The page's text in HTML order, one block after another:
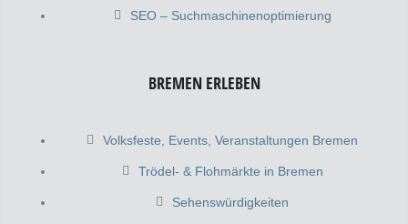
SEO – Suchmaschinenoptimierung
BREMEN ERLEBEN
Volksfeste, Events, Veranstaltungen Bremen
Trödel- & Flohmärkte in Bremen
Sehenswürdigkeiten